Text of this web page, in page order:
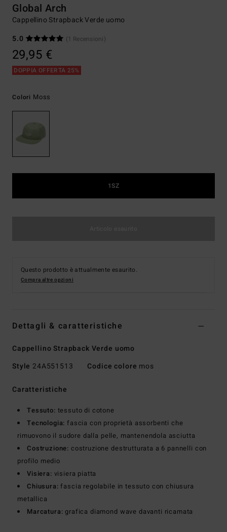
Global Arch
Cappellino Strapback Verde uomo
5.0
(1 Recensioni)
29,95 €
DOPPIA OFFERTA 25%
Colori Moss
1SZ
Questo prodotto è attualmente esaurito.
Compra altre opzioni
Dettagli & caratteristiche
Cappellino Strapback Verde uomo
Style 24A551513 Codice colore mos
Caratteristiche
Tessuto: tessuto di cotone
Tecnologia: fascia con proprietà assorbenti che
rimuovono il sudore dalla pelle, mantenendola asciutta
Costruzione: costruzione destrutturata a 6 pannelli con
profilo medio
Visiera: visiera piatta
Chiusura: fascia regolabile in tessuto con chiusura
metallica
Marcatura: grafica diamond wave davanti ricamata